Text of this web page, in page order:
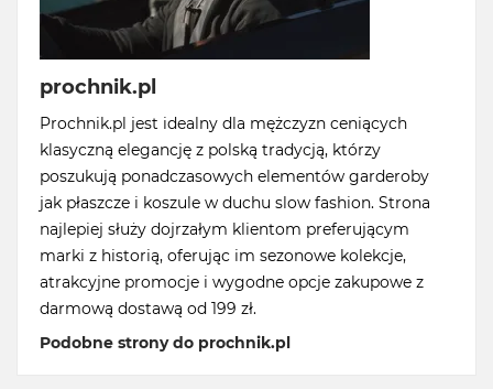
prochnik.pl
Prochnik.pl jest idealny dla mężczyzn ceniących
klasyczną elegancję z polską tradycją, którzy
poszukują ponadczasowych elementów garderoby
jak płaszcze i koszule w duchu slow fashion. Strona
najlepiej służy dojrzałym klientom preferującym
marki z historią, oferując im sezonowe kolekcje,
atrakcyjne promocje i wygodne opcje zakupowe z
darmową dostawą od 199 zł.
Podobne strony do prochnik.pl